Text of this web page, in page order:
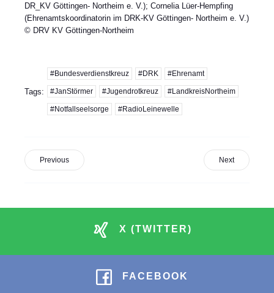
DR_KV Göttingen- Northeim e. V.); Cornelia Lüer-Hempfing
(Ehrenamtskoordinatorin im DRK-KV Göttingen- Northeim e. V.)
© DRV KV Göttingen-Northeim
Tags:
#Bundesverdienstkreuz #DRK #Ehrenamt
#JanStörmer #Jugendrotkreuz #LandkreisNortheim
#Notfallseelsorge #RadioLeinewelle
Previous Next
X (TWITTER)
FACEBOOK